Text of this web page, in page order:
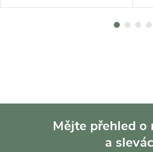
Mějte přehled o
a